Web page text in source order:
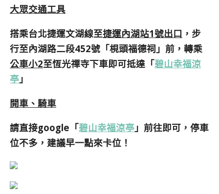
大眾交通工具
搭乘台北捷運文湖線至捷運內湖站1號出口 ，步
行至內湖路二段452號「梘頭福德祠」前，轉乘
公車小2至恆光禪寺下車即可抵達「碧山幸福涼
亭 」
開車、騎車
請直接google「碧山幸福涼亭 」前往即可，停車
位不多，建議早一點來卡位！